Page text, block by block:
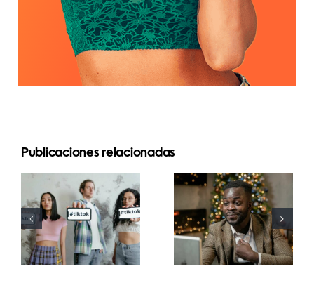
Publicaciones relacionadas
Mejores
aplicaciones
de edición
de video
para crear
masterpieces
Cómo
ocultar
seguidores
en LinkedIn
para
preservar la